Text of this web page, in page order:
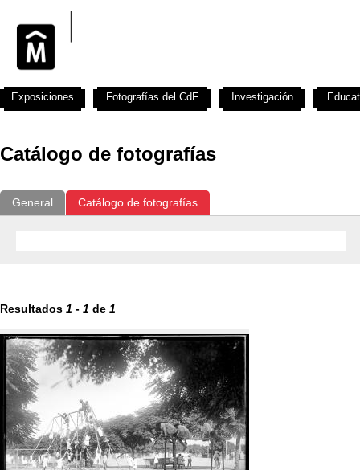
Catálogo de fotografías
General Catálogo de fotografías
Resultados 1 - 1 de 1
Exposiciones Fotografías del CdF Investigación